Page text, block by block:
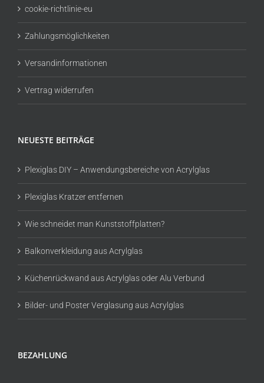
cookie-richtlinie-eu
Zahlungsmöglichkeiten
Versandinformationen
Vertrag widerrufen
NEUESTE BEITRÄGE
Plexiglas DIY – Anwendungsbereiche von Acrylglas
Plexiglas Kratzer entfernen
Wie schneidet man Kunststoffplatten?
Balkonverkleidung aus Acrylglas
Küchenrückwand aus Acrylglas oder Alu Verbund
Bilder- und Poster Verglasung aus Acrylglas
BEZAHLUNG